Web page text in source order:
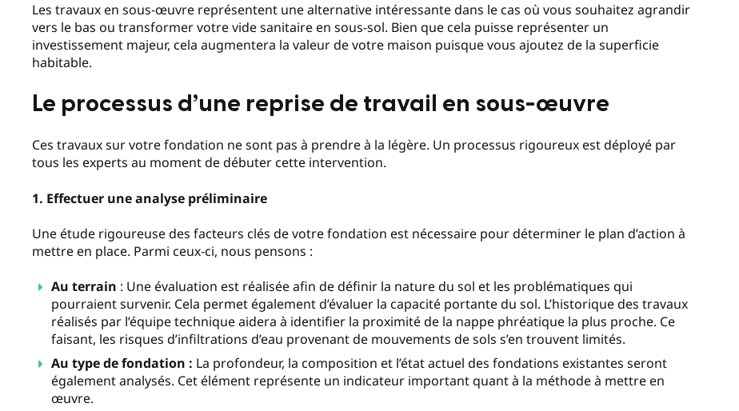
Les travaux en sous-œuvre représentent une alternative intéressante dans le cas où vous souhaitez agrandir
vers le bas ou transformer votre vide sanitaire en sous-sol. Bien que cela puisse représenter un
investissement majeur, cela augmentera la valeur de votre maison puisque vous ajoutez de la superficie
habitable.
Le processus d’une reprise de travail en sous-œuvre
Ces travaux sur votre fondation ne sont pas à prendre à la légère. Un processus rigoureux est déployé par
tous les experts au moment de débuter cette intervention.
1. Effectuer une analyse préliminaire
Une étude rigoureuse des facteurs clés de votre fondation est nécessaire pour déterminer le plan d’action à
mettre en place. Parmi ceux-ci, nous pensons :
Au terrain : Une évaluation est réalisée afin de définir la nature du sol et les problématiques qui
pourraient survenir. Cela permet également d’évaluer la capacité portante du sol. L’historique des travaux
réalisés par l’équipe technique aidera à identifier la proximité de la nappe phréatique la plus proche. Ce
faisant, les risques d’infiltrations d’eau provenant de mouvements de sols s’en trouvent limités.
Au type de fondation : La profondeur, la composition et l’état actuel des fondations existantes seront
également analysés. Cet élément représente un indicateur important quant à la méthode à mettre en
œuvre.